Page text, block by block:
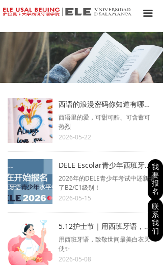
끀
西语的浪漫密码你知道有哪些？
西语里的爱，可甜可酷、可含蓄可
热烈
2026-05-22
DELE Escolar青少年西班牙语考试全攻略
2026年的DELE青少年考试中还新增
了B2/C1级别！
2026-05-15
5.12护士节｜用西班牙语，致敬世间最美白衣天使
用西班牙语，致敬世间最美白衣天
使✨
2026-05-08
我
要
报
名
联
系
我
们